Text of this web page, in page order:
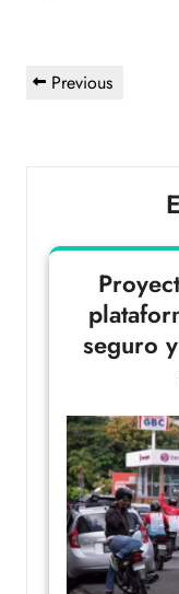
Previous
seguro